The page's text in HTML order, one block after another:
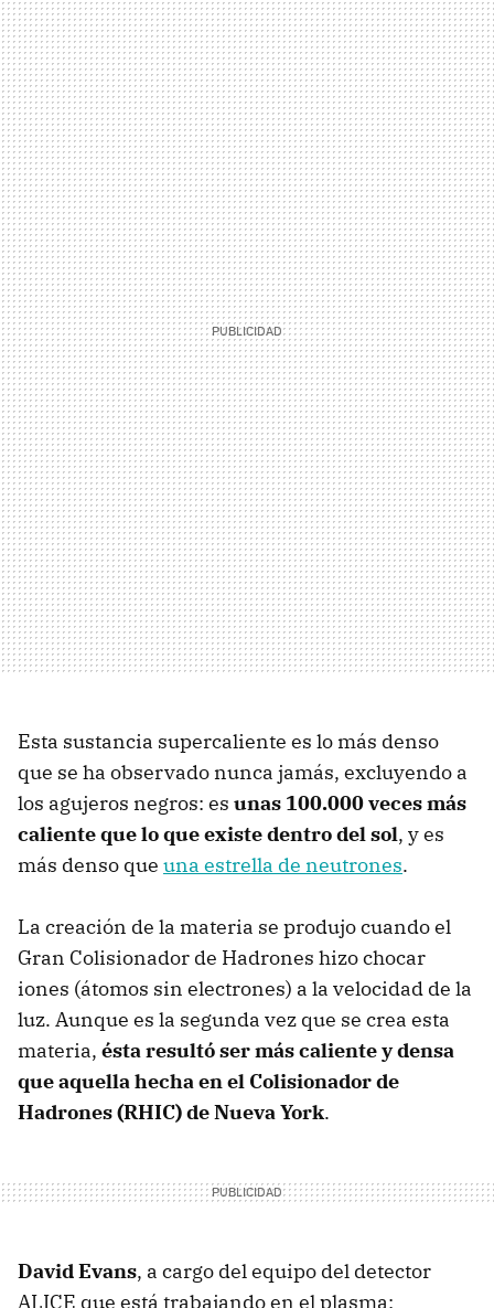
Esta sustancia supercaliente es lo más denso
que se ha observado nunca jamás, excluyendo a
los agujeros negros: es unas 100.000 veces más
caliente que lo que existe dentro del sol, y es
más denso que una estrella de neutrones.
La creación de la materia se produjo cuando el
Gran Colisionador de Hadrones hizo chocar
iones (átomos sin electrones) a la velocidad de la
luz. Aunque es la segunda vez que se crea esta
materia, ésta resultó ser más caliente y densa
que aquella hecha en el Colisionador de
Hadrones (RHIC) de Nueva York.
David Evans, a cargo del equipo del detector
ALICE que está trabajando en el plasma: